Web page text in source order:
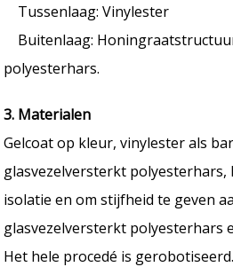
Tussenlaag: Vinylester
Buitenlaag:
polyesterhars.
3. Materialen
Gelcoat op kleur, vinylester als
glasvezelversterkt
isolatie en om stijfheid te geven
glasvezelversterkt polyesterhars
Het hele procedé is